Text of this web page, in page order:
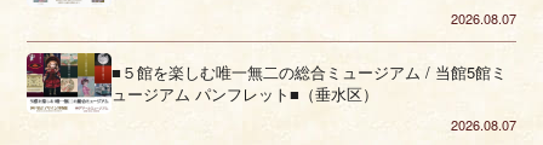
2026.08.07
■５館を楽しむ唯一無二の総合ミュージアム / 当館5館ミ
ュージアム パンフレット■（垂水区）
2026.08.07